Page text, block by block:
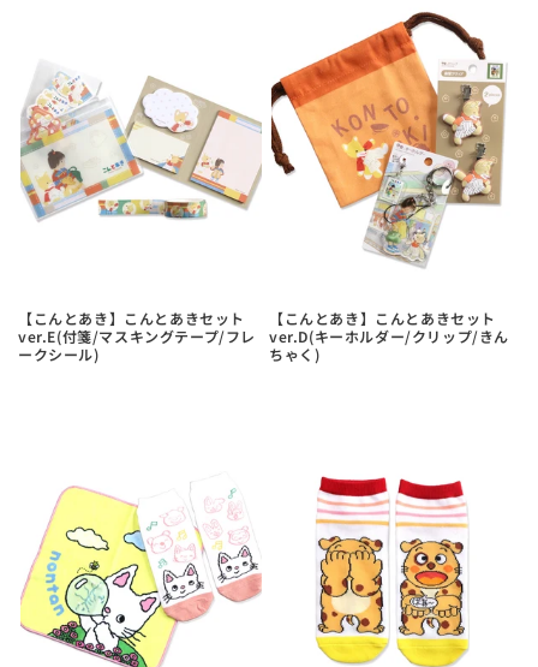
【こんとあき】こんとあきセット
ver.E(付箋/マスキングテープ/フレ
ークシール)
【こんとあき】こんとあきセット
ver.D(キーホルダー/クリップ/きん
ちゃく)